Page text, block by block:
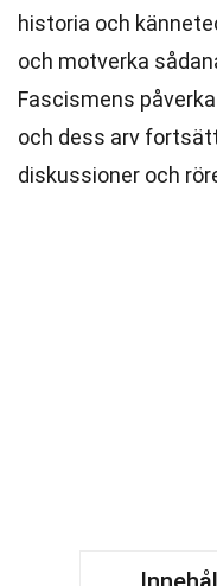
historia och
och motverka
Fascismens
och dess arv
diskussioner och